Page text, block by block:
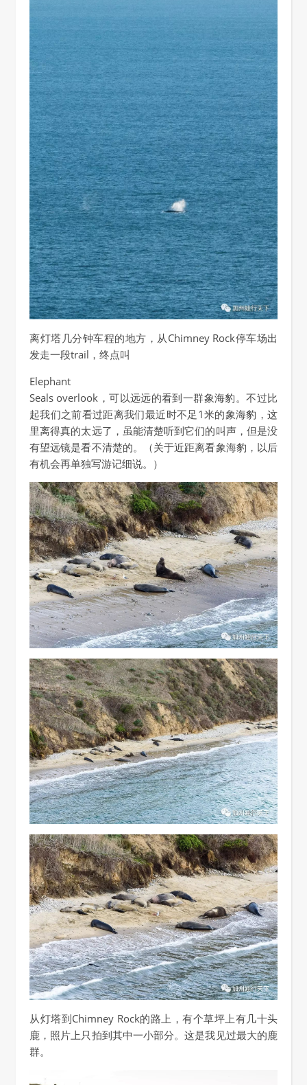
离灯塔几分钟车程的地方，从Chimney Rock停车场出
发走一段trail，终点叫
Elephant
Seals overlook，可以远远的看到一群象海豹。不过比
起我们之前看过距离我们最近时不足1米的象海豹，这
里离得真的太远了，虽能清楚听到它们的叫声，但是没
有望远镜是看不清楚的。（关于近距离看象海豹，以后
有机会再单独写游记细说。）
从灯塔到Chimney Rock的路上，有个草坪上有几十头
鹿，照片上只拍到其中一小部分。这是我见过最大的鹿
群。